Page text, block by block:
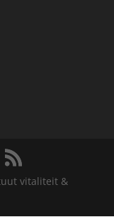
vitaliteit &